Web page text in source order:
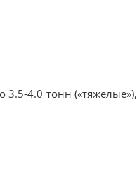
3.5-4.0 тонн («тяжелые»),